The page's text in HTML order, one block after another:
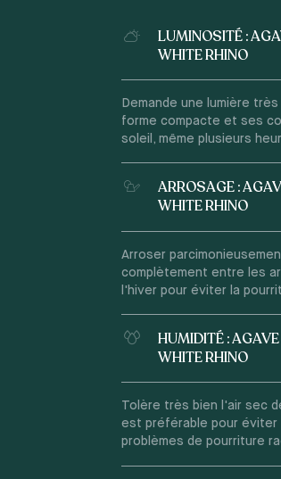
LUMINOSITÉ :
WHITE RHINO
Demande une lumière
forme compacte et ses
soleil, même plusieurs
ARROSAGE :
WHITE RHINO
Arroser
complètement entre les
l'hiver pour éviter la
HUMIDITÉ :
WHITE RHINO
Tolère très bien l'air sec
est préférable pour éviter
problèmes de pourriture